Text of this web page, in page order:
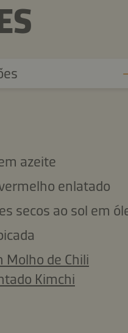
azeite
enlatado
secos ao sol em
Molho de Chili
Kimchi